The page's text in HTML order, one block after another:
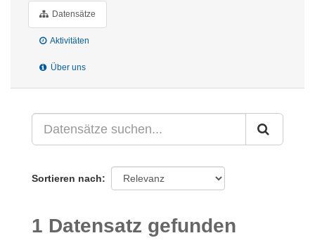
Datensätze
Aktivitäten
Über uns
Sortieren nach
1 Datensatz gefunden